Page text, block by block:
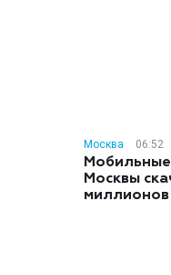
Москва 06:52
Москвы
миллионов